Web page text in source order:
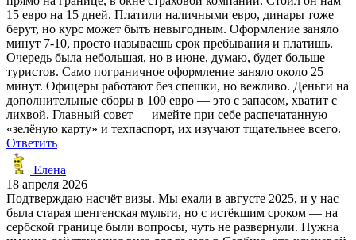
15 евро на 15 дней. Платили наличными евро, динары тоже
берут, но курс может быть невыгодным. Оформление заняло
минут 7-10, просто называешь срок пребывания и платишь.
Очередь была небольшая, но в июне, думаю, будет больше
туристов. Само пограничное оформление заняло около 25
минут. Офицеры работают без спешки, но вежливо. Деньги на
дополнительные сборы в 100 евро — это с запасом, хватит с
лихвой. Главный совет — имейте при себе распечатанную
«зелёную карту» и техпаспорт, их изучают тщательнее всего.
Ответить
Елена
18 апреля 2026
Подтверждаю насчёт визы. Мы ехали в августе 2025, и у нас
была старая шенгенская мульти, но с истёкшим сроком — на
сербской границе были вопросы, чуть не развернули. Нужна